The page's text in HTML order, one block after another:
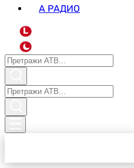
А РАДИО
L